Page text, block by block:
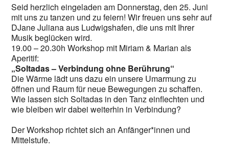
Seid herzlich eingeladen am Donnerstag, den 25. Juni
mit uns zu tanzen und zu feiern! Wir freuen uns sehr auf
DJane Juliana aus Ludwigshafen, die uns mit Ihrer
Musik beglücken wird.
19.00 – 20.30h Workshop mit Miriam & Marian als
Aperitif:
„Soltadas – Verbindung ohne Berührung“
Die Wärme lädt uns dazu ein unsere Umarmung zu
öffnen und Raum für neue Bewegungen zu schaffen.
Wie lassen sich Soltadas in den Tanz einflechten und
wie bleiben wir dabei weiterhin in Verbindung?
Der Workshop richtet sich an Anfänger*innen und
Mittelstufe.